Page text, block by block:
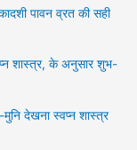
पावन व्रत की सही
शास्त्र, के अनुसार शुभ-
देखना स्वप्न शास्त्र